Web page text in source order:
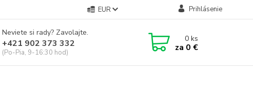
EUR Prihlásenie
Neviete si rady? Zavolajte.
+421 902 373 332
(Po-Pia, 9-16:30 hod)
0ks
za 0 €